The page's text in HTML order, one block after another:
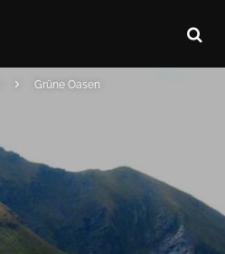
Grüne Oasen